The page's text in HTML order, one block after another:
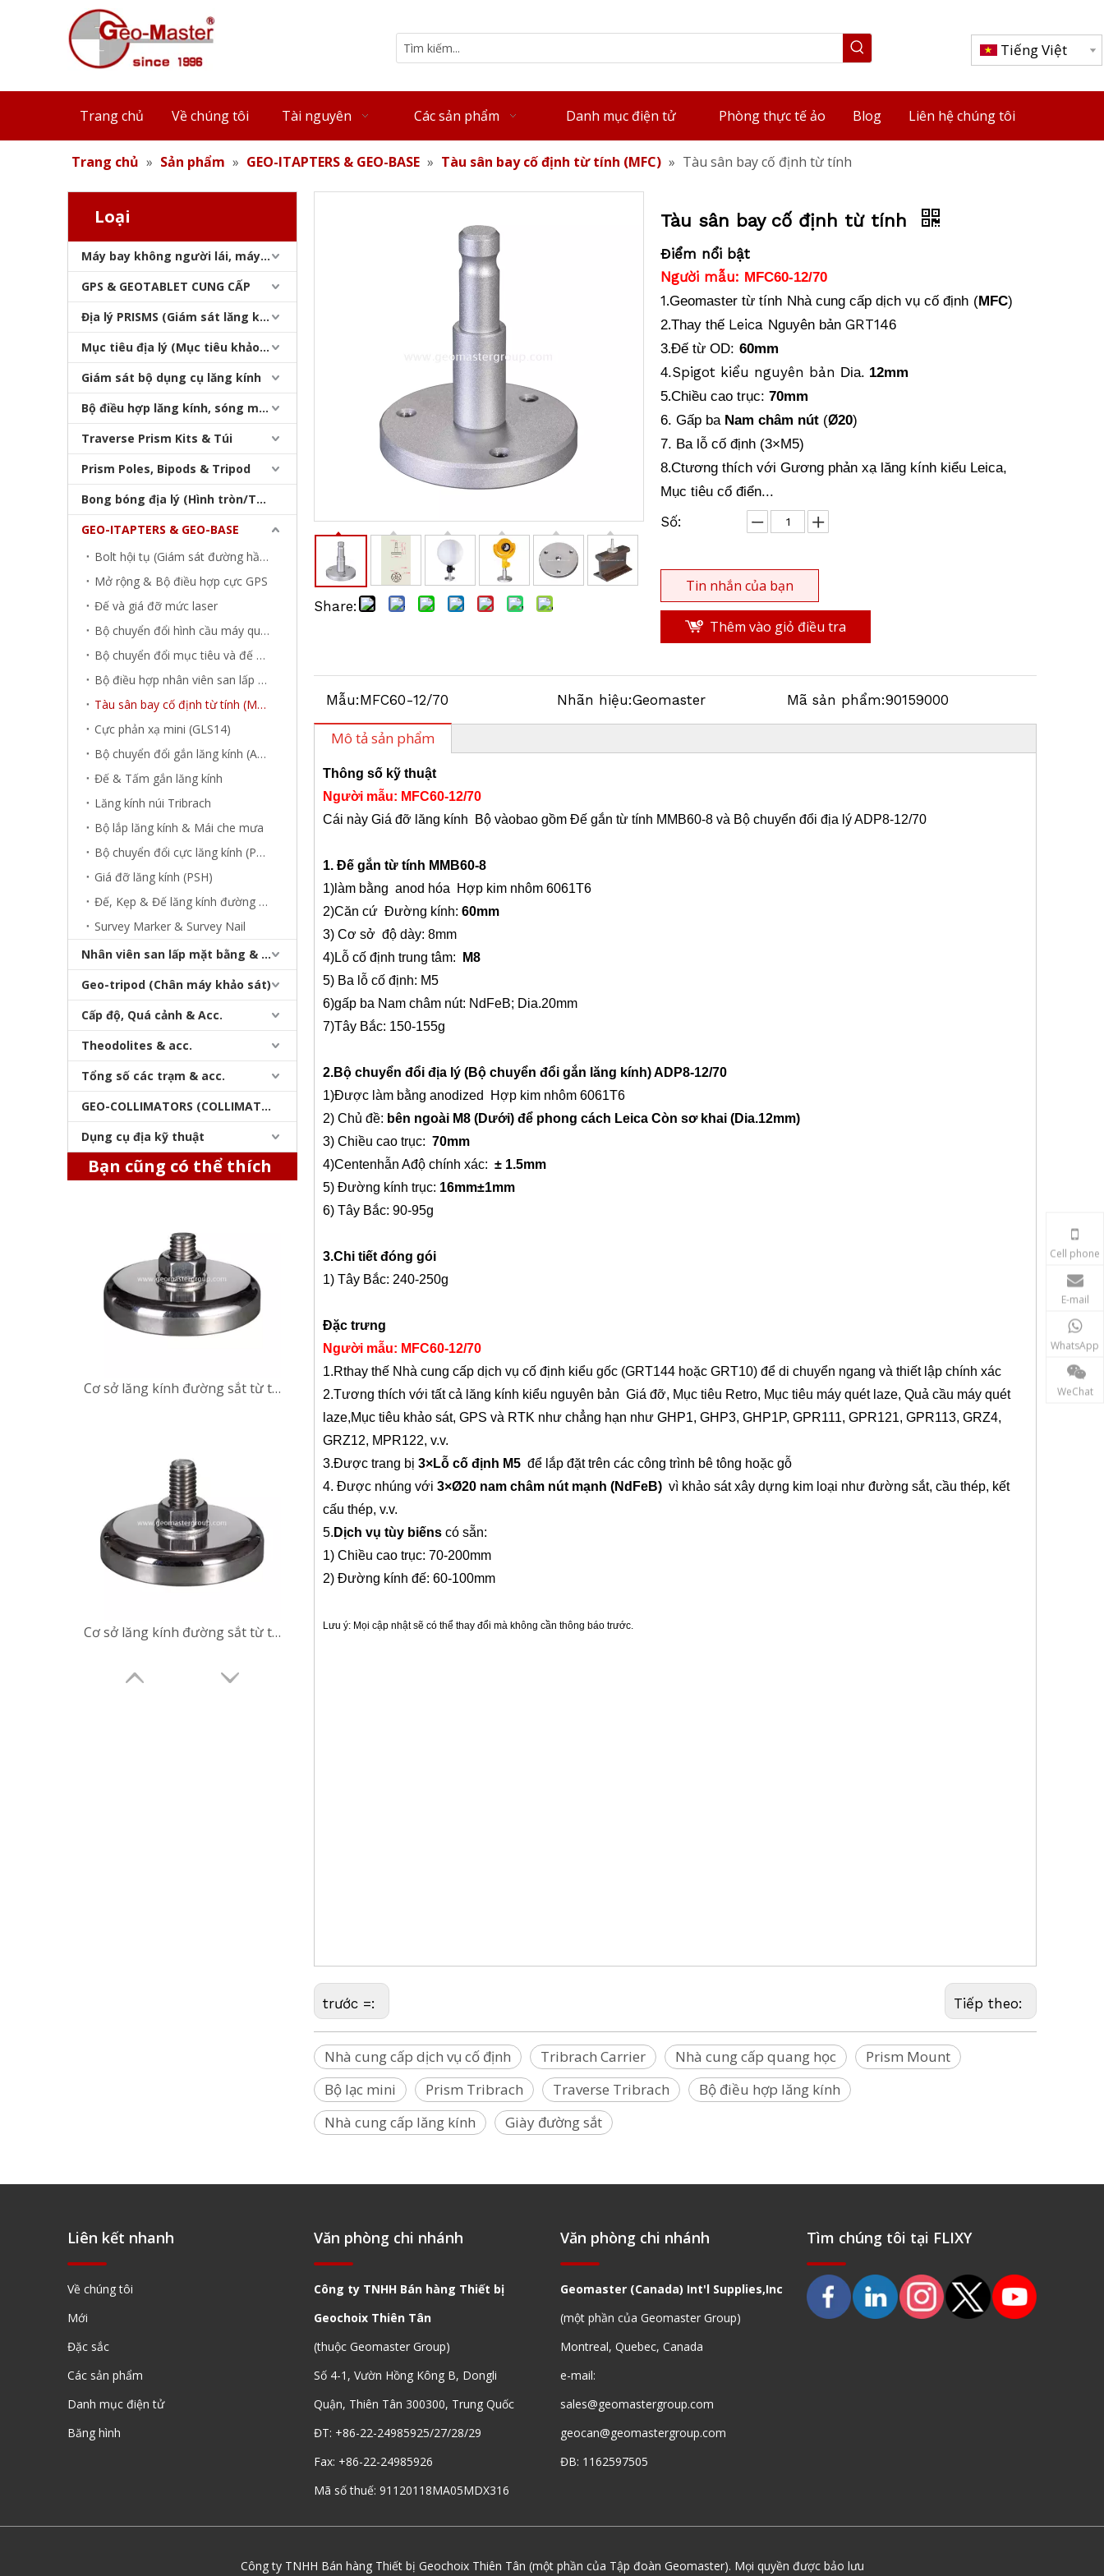
Tiếng Việt
Trang chủ Về chúng tôi Tài nguyên Các sản phẩm Danh mục điện tử Phòng thực tế ảo Blog Liên hệ chúng tôi
Trang chủ » Sản phẩm » GEO-ITAPTERS & GEO-BASE » Tàu sân bay cố định từ tính (MFC) » Tàu sân bay cố định từ tính
Loại
Máy bay không người lái, máy quét laser, máy theo dõi laser & slam
GPS & GEOTABLET CUNG CẤP
Địa lý PRISMS (Giám sát lăng kính)
Mục tiêu địa lý (Mục tiêu khảo sát)
Giám sát bộ dụng cụ lăng kính
Bộ điều hợp lăng kính, sóng mang & bộ nhớ
Traverse Prism Kits & Túi
Prism Poles, Bipods & Tripod
Bong bóng địa lý (Hình tròn/Tấm/Thanh)
GEO-ITAPTERS & GEO-BASE
Bolt hội tụ (Giám sát đường hầm)
Mở rộng & Bộ điều hợp cực GPS
Đế và giá đỡ mức laser
Bộ chuyển đổi hình cầu máy quét laser (GAD)
Bộ chuyển đổi mục tiêu và đế máy quét laser
Bộ điều hợp nhân viên san lấp mặt bằng (SFA)
Tàu sân bay cố định từ tính (MFC)
Cực phản xạ mini (GLS14)
Bộ chuyển đổi gắn lăng kính (ADP/GAD/GDZ)
Đế & Tấm gắn lăng kính
Lăng kính núi Tribrach
Bộ lắp lăng kính & Mái che mưa
Bộ chuyển đổi cực lăng kính (PPA)
Giá đỡ lăng kính (PSH)
Đế, Kẹp & Đế lăng kính đường sắt (Khảo sát đường sắt)
Survey Marker & Survey Nail
Nhân viên san lấp mặt bằng & Bipod
Geo-tripod (Chân máy khảo sát)
Cấp độ, Quá cảnh & Acc.
Theodolites & acc.
Tổng số các trạm & acc.
GEO-COLLIMATORS (COLLIMATORS khảo sát)
Dụng cụ địa kỹ thuật
Bạn cũng có thể thích
Tàu sân bay cố định từ tính
Tàu sân bay cố định từ tính
Cơ sở lăng kính đường sắt từ tính (48mm)
Cơ sở lăng kính đường sắt từ tính (48mm)
Cơ sở lăng kính đường sắt từ tính (48mm)
Share:
Tàu sân bay cố định từ tính
Điểm nổi bật
Người mẫu: MFC60-12/70
1.Geomaster từ tính Nhà cung cấp dịch vụ cố định (MFC)
2.Thay thế Leica Nguyên bản GRT146
3.Đế từ OD: 60mm
4.Spigot kiểu nguyên bản Dia. 12mm
5.Chiều cao trục: 70mm
6. Gấp ba Nam châm nút (Ø20)
7. Ba lỗ cố định (3×M5)
8.Ctương thích với Gương phản xạ lăng kính kiểu Leica,
Mục tiêu cổ điển...
Số:
Tin nhắn của bạn
Thêm vào giỏ điều tra
Mẫu:MFC60-12/70 Nhãn hiệu:Geomaster Mã sản phẩm:90159000
Mô tả sản phẩm
Thông số kỹ thuật
Người mẫu: MFC60-12/70
Cái này Giá đỡ lăng kính Bộ vàobao gồm Đế gắn từ tính MMB60-8 và Bộ chuyển đổi địa lý ADP8-12/70
1. Đế gắn từ tính MMB60-8
1) làm bằng anod hóa Hợp kim nhôm 6061T6
2)Căn cứ Đường kính: 60mm
3) Cơ sở độ dày: 8mm
4)Lỗ cố định trung tâm:
M8
5) Ba lỗ cố định: M5
6)gấp ba Nam châm nút: NdFeB; Dia.20mm
7)Tây Bắc: 150-155g
2.Bộ chuyển đổi địa lý (Bộ chuyển đổi gắn lăng kính) ADP8-12/70
1)Được làm bằng anodized
Hợp kim nhôm 6061T6
2) Chủ đề: bên ngoài M8 (Dưới) để phong cách Leica Còn sơ khai (Dia.12mm)
3) Chiều cao trục: 70mm
4)Centenhẫn Ađộ chính xác: ± 1.5mm
5) Đường kính trục: 16mm±1mm
6) Tây Bắc: 90-95g
3.Chi tiết đóng gói
1) Tây Bắc: 240-250g
Đặc trưng
Người mẫu: MFC60-12/70
1.Rthay thế Nhà cung cấp dịch vụ cố định kiểu gốc (GRT144 hoặc GRT10) để di chuyển ngang và thiết lập chính xác
2.Tương thích với tất cả lăng kính kiểu nguyên bản Giá đỡ, Mục tiêu Retro, Mục tiêu máy quét laze, Quả cầu máy quét
laze,Mục tiêu khảo sát, GPS và RTK như chẳng hạn như GHP1, GHP3, GHP1P, GPR111, GPR121, GPR113, GRZ4,
GRZ12, MPR122, v.v.
3.Được trang bị 3×Lỗ cố định M5 để lắp đặt trên các công trình bê tông hoặc gỗ
4. Được nhúng với 3×Ø20 nam châm nút mạnh (NdFeB) vì khảo sát xây dựng kim loại như đường sắt, cầu thép, kết
cấu thép, v.v.
5. Dịch vụ tùy biếns có sẵn:
1) Chiều cao trục: 70-200mm
2) Đường kính đế: 60-100mm
Lưu ý: Mọi cập nhật sẽ có thể thay đổi mà không cần thông báo trước.
trước =: Tiếp theo:
Nhà cung cấp dịch vụ cố định Tribrach Carrier Nhà cung cấp quang học
Prism Mount
Bộ lạc mini
Prism Tribrach Traverse Tribrach
Bộ điều hợp lăng kính
Nhà cung cấp lăng kính
Giày đường sắt
Liên kết nhanh
Về chúng tôi
Mới
Đặc sắc
Các sản phẩm
Danh mục điện tử
Băng hình
Cell phone
E-mail
WhatsApp
WeChat
Văn phòng chi nhánh
Công ty TNHH Bán hàng Thiết bị
Geochoix Thiên Tân
(thuộc Geomaster Group)
Số 4-1, Vườn Hồng Kông B, Dongli
Quận, Thiên Tân 300300, Trung Quốc
ĐT: +86-22-24985925/27/28/29
Fax: +86-22-24985926
Mã số thuế: 91120118MA05MDX316
Văn phòng chi nhánh
Geomaster (Canada) Int'l Supplies,Inc
(một phần của Geomaster Group)
Montreal, Quebec, Canada
e-mail:
sales@geomastergroup.com
geocan@geomastergroup.com
ĐB: 1162597505
Tìm chúng tôi tại FLIXY
Công ty TNHH Bán hàng Thiết bị Geochoix Thiên Tân (một phần của Tập đoàn Geomaster). Mọi quyền được bảo lưu